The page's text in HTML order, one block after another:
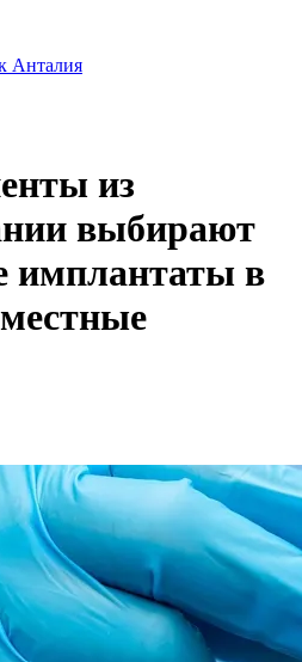
Анталия
из
выбирают
имплантаты в